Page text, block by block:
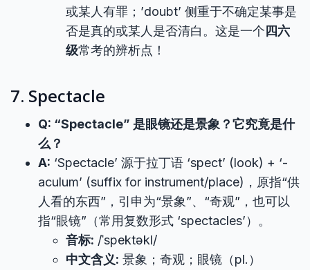
或某人有罪；’doubt’ 侧重于不确定某事是
否是真的或某人是否清白。这是一个 四六
级常考的辨析点！
7. Spectacle
Q: “Spectacle” 是眼镜还是景象？它究竟是什
么？
A: ‘Spectacle’ 源于拉丁语 ‘spect’ (look) + ‘-
aculum’ (suffix for instrument/place)，原指“供
人看的东西”，引申为“景象”、“奇观”，也可以
指“眼镜”（常用复数形式 ‘spectacles’）。
音标: /ˈspektəkl/
中文含义: 景象；奇观；眼镜（pl.）